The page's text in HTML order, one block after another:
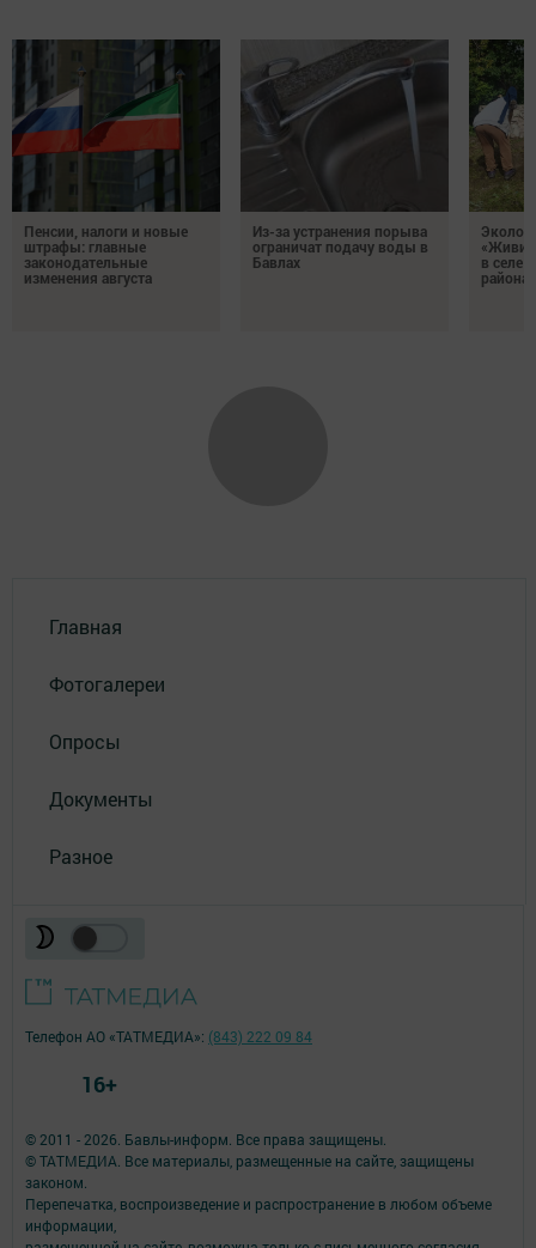
Пенсии, налоги и новые
штрафы: главные
законодательные
изменения августа
Из-за устранения порыва
ограничат подачу воды в
Бавлах
«Живи,
в селе
района
Главная
Фотогалереи
Опросы
Документы
Разное
© 2011 - 2026. Бавлы-информ. Все права защищены.
© ТАТМЕДИА. Все материалы, размещенные на сайте, защищены
законом.
Перепечатка, воспроизведение и распространение в любом объеме
информации,
Телефон АО «ТАТМЕДИА»: (843) 222 09 84
16+